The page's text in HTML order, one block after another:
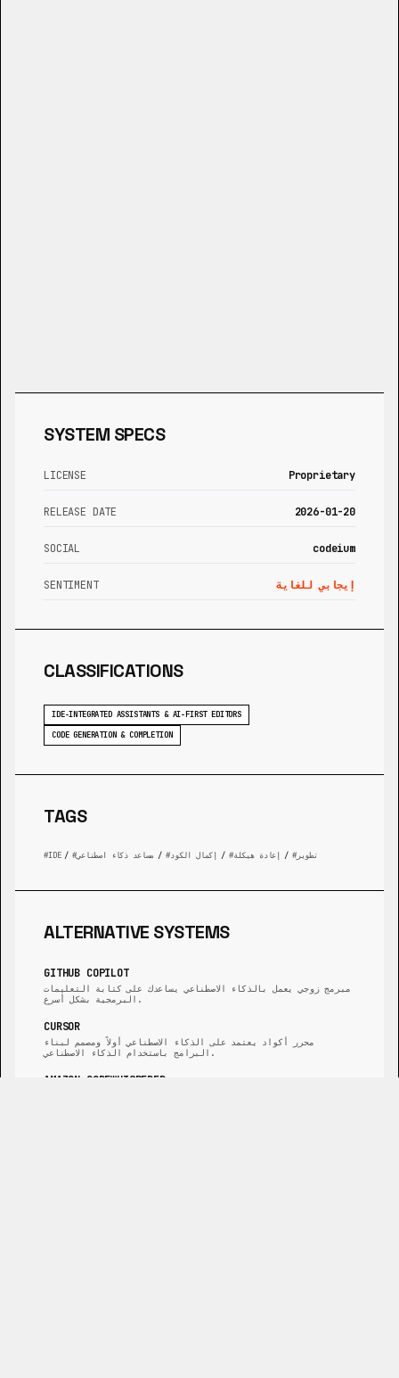
SYSTEM SPECS
LICENSE Proprietary
RELEASE DATE 2026-01-20
SOCIAL codeium
SENTIMENT إيجابي للغاية
CLASSIFICATIONS
IDE-INTEGRATED ASSISTANTS & AI-FIRST EDITORS
CODE GENERATION & COMPLETION
TAGS
IDE / مساعد ذكاء اصطناعي / إكمال الكود / إعادة هيكلة / تطوير
ALTERNATIVE SYSTEMS
GITHUB COPILOT
مبرمج زوجي يعمل بالذكاء الاصطناعي يساعدك على كتابة التعليمات
البرمجية بشكل أسرع.
CURSOR
محرر أكواد يعتمد على الذكاء الاصطناعي أولاً ومصمم لبناء
البرامج باستخدام الذكاء الاصطناعي.
AMAZON CODEWHISPERER